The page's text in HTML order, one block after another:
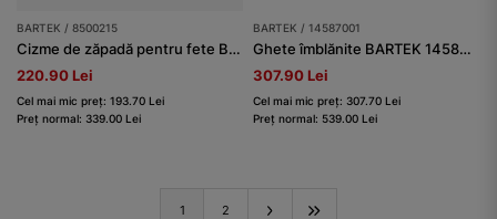
BARTEK / 8500215
Cizme de zăpadă pentru fete BARTEK 8500215, roz-bej
220.90 Lei
Cel mai mic preț: 193.70 Lei
Preț normal: 339.00 Lei
BARTEK / 14587001
Ghete îmblănite BARTEK 14587001, negru
307.90 Lei
Cel mai mic preț: 307.70 Lei
Preț normal: 539.00 Lei
1 2